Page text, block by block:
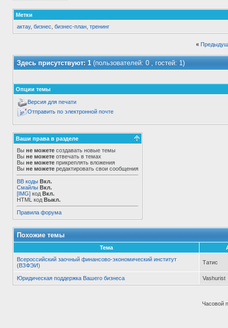
Метки
актау, бизнес бизнес-план тренинг
«
Здесь присутствуют: 1 (пользователей: 0 , гостей: 1)
Опции темы
Версия для печати
Отправить по электронной почте
Ваши права в разделе
Вы не можете создавать новые темы
Вы не можете отвечать в темах
Вы не можете прикреплять вложения
Вы не можете редактировать свои сообщения
BB коды Вкл.
Смайлы Вкл.
[IMG] код Вкл.
HTML код Выкл.
Правила форума
Похожие темы
Тема
Всероссийский заочный финансово-экономический институт
(ВЗФЭИ)
Татис
Юридическая поддержка Вашего бизнеса Vashurist
Часовой